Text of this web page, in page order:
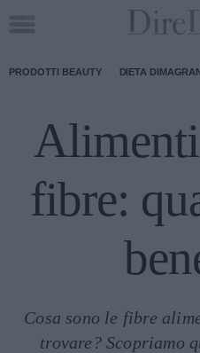
PRODOTTI BEAUTY DIETA
fibre:
Cosa sono le fibre
trovare? Scopriamo